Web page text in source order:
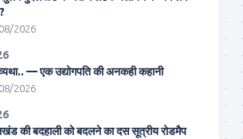
2026
— एक उद्योगपति की अनकही कहानी
2026
की बदहाली को बदलने का दस सूत्रीय रोडमैप